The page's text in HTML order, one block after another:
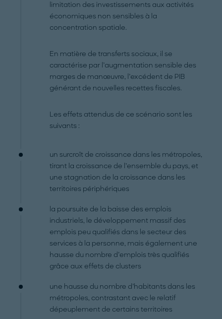
limitation des investissements aux activités
économiques non sensibles à la
concentration spatiale.
En matière de transferts sociaux, il se
caractérise par l’augmentation sensible des
marges de manœuvre, l’excédent de PIB
générant de nouvelles recettes fiscales.
Les effets attendus de ce scénario sont les
suivants :
un surcroît de croissance dans les métropoles,
tirant la croissance de l’ensemble du pays, et
une stagnation de la croissance dans les
territoires périphériques
la poursuite de la baisse des emplois
industriels, le développement massif des
emplois peu qualifiés dans le secteur des
services à la personne, mais également une
hausse du nombre d’emplois très qualifiés
grâce aux effets de clusters
une hausse du nombre d’habitants dans les
métropoles, contrastant avec le relatif
dépeuplement de certains territoires